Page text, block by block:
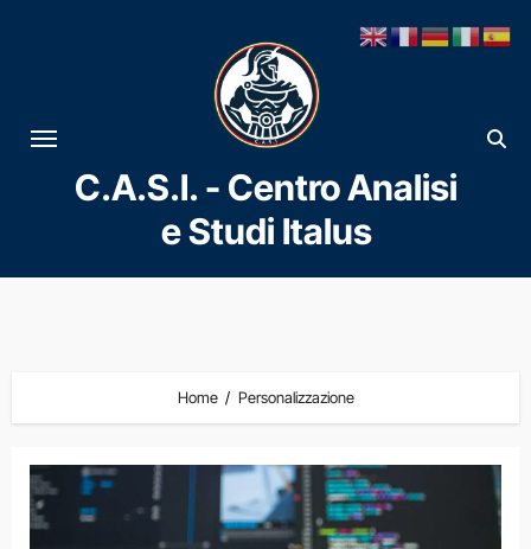
al
contenuto
C.A.S.I. - Centro Analisi
e Studi Italus
Home Personalizzazione